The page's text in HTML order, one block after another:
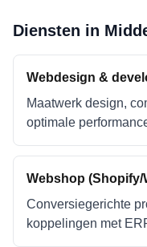
Diensten in
Webdesign &
Maatwerk design,
optimale
Webshop (Shopify/
Conversiegerichte
koppelingen met